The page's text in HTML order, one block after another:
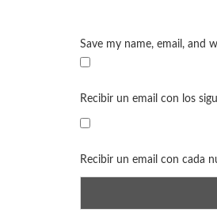
Save my name, email, and
Recibir un email con los
Recibir un email con cada